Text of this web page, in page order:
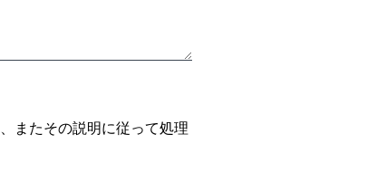
またその説明に従って処理